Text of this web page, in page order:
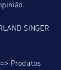
SINGER
Produtos